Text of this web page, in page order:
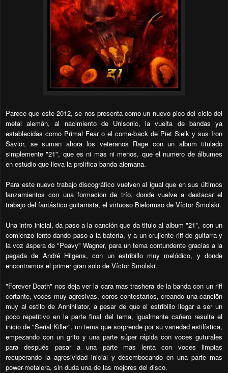
Parece que este 2012, se nos presenta como un nuevo pico del ciclo del
metal alemán, al nacimiento de Unisonic, la vuelta de bandas ya
establecidas como Primal Fear o el come-back de Piet Sielk y sus Iron
Savior, se suman ahora los veteranos Rage con un album titulado
simplemente "21", que es ni mas ni menos, que el numero de álbumes
en estudio que lleva la prolífica banda alemana.
Para este nuevo trabajo discográfico vuelven al igual que en sus últimos
lanzamientos con una formacion de trío, donde vuelve a destacar el
trabajo del fantástico guitarrista, el virtuoso Bielorruso de Víctor Smolski.
Una intro inicial, da paso a la canción que da titulo al album "21", con un
comienzo lento dando paso a la batería, y a un crujiente riff de guitarra y
la voz áspera de "Peavy" Wagner, para un tema contundente gracias a la
pegada de André Hilgens, con un estribillo muy melódico, y donde
encontramos el primer gran solo de Víctor Smolski.
"Forever Death" nos deja ver la cara mas trashera de la banda con un riff
cortante, voces muy agresivas, coros contestaríos, creando una canciõn
muy al estilo de Annihilator, a pesar de que el estribillo llegar a ser un
poco repetitivo en la parte final del tema, igualmente cañero resulta el
inicio de "Serial Killer", un tema que sorprende por su variedad estilística,
empezando con un grito y una parte súper rápida con voces guturales
para después pasar a una parte mas lenta con voces limpias
recuperando la agresividad inicial y desembocando en una parte mas
power-metalera, sin duda una de las mejores del disco.